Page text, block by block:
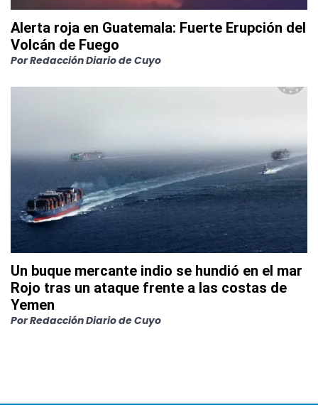
Alerta roja en Guatemala: Fuerte Erupción del
Volcán de Fuego
PorRedacción Diario de Cuyo
Un buque mercante indio se hundió en el mar
Rojo tras un ataque frente a las costas de
Yemen
PorRedacción Diario de Cuyo